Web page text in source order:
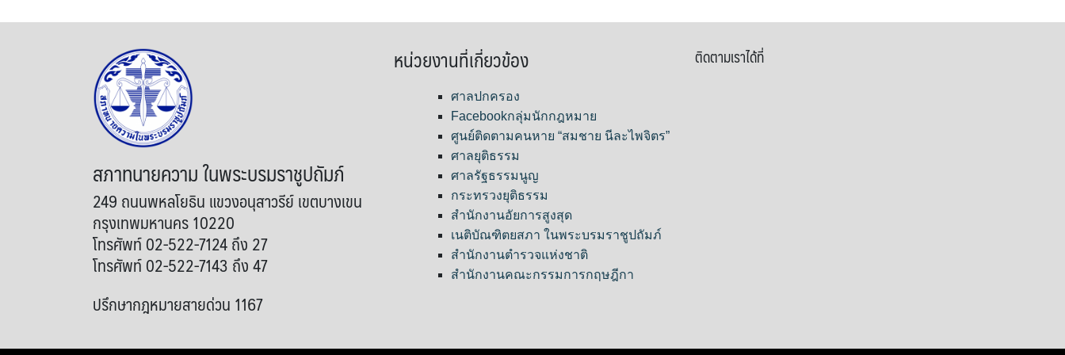
สภาทนายความ ในพระบรมราชูปถัมภ์
249 ถนนพหลโยธิน แขวงอนุสาวรีย์ เขตบางเขน
กรุงเทพมหานคร 10220
โทรศัพท์ 02-522-7124 ถึง 27
โทรศัพท์ 02-522-7143 ถึง 47
ปรึกษากฎหมายสายด่วน 1167
หน่วยงานที่เกี่ยวข้อง
ศาลปกครอง
Facebookกลุ่มนักกฎหมาย
ศูนย์ติดตามคนหาย “สมชาย นีละไพจิตร”
ศาลยุติธรรม
ศาลรัฐธรรมนูญ
กระทรวงยุติธรรม
สำนักงานอัยการสูงสุด
เนติบัณฑิตยสภา ในพระบรมราชูปถัมภ์
สำนักงานตำรวจแห่งชาติ
สำนักงานคณะกรรมการกฤษฎีกา
ติดตามเราได้ที่